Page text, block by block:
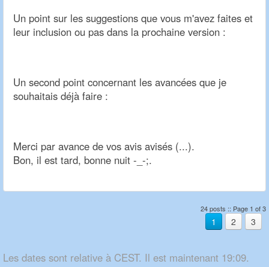
Un point sur les suggestions que vous m'avez faites et
leur inclusion ou pas dans la prochaine version :
Un second point concernant les avancées que je
souhaitais déjà faire :
Merci par avance de vos avis avisés (...).
Bon, il est tard, bonne nuit -_-;.
24 posts :: Page 1 of 3
1 2 3
Les dates sont relative à CEST. Il est maintenant 19:09.